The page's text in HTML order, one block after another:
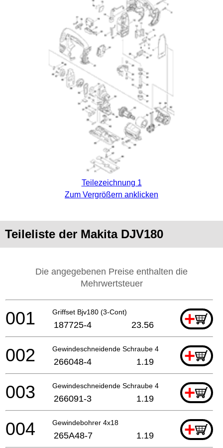
Teilezeichnung 1
Zum Vergrößern anklicken
Teileliste der Makita DJV180
Die angegebenen Preise enthalten die
Mehrwertsteuer
Griffset Bjv180 (3-Cont) +
001 187725-4 23.56
Gewindeschneidende Schraube 4x40 +
002 266048-4 1.19
Gewindeschneidende Schraube 4x50 +
003 266091-3 1.19
Gewindebohrer 4x18 +
004 265A48-7 1.19